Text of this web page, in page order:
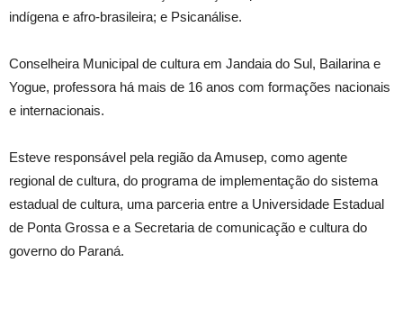
indígena e afro-brasileira; e Psicanálise.
Conselheira Municipal de cultura em Jandaia do Sul, Bailarina e
Yogue, professora há mais de 16 anos com formações nacionais
e internacionais.
Esteve responsável pela região da Amusep, como agente
regional de cultura, do programa de implementação do sistema
estadual de cultura, uma parceria entre a Universidade Estadual
de Ponta Grossa e a Secretaria de comunicação e cultura do
governo do Paraná.